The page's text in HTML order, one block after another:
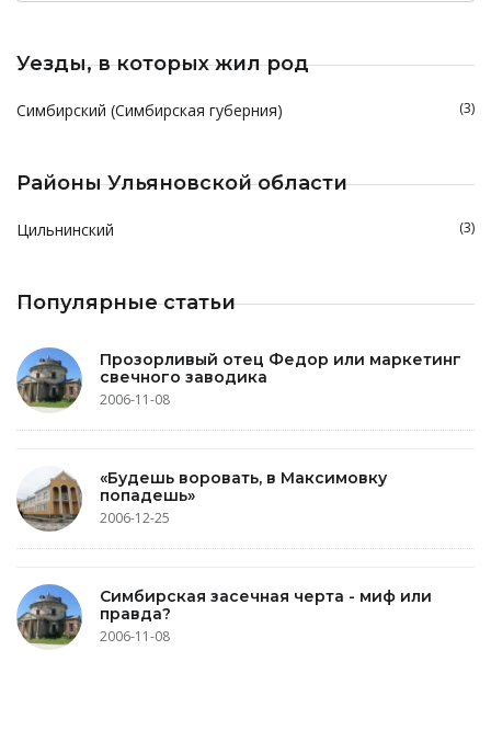
Уезды, в которых жил род
Симбирский (Симбирская губерния) (3)
Районы Ульяновской области
Цильнинский (3)
Популярные статьи
Прозорливый отец Федор или маркетинг
свечного заводика
2006-11-08
«Будешь воровать, в Максимовку
попадешь»
2006-12-25
Симбирская засечная черта - миф или
правда?
2006-11-08